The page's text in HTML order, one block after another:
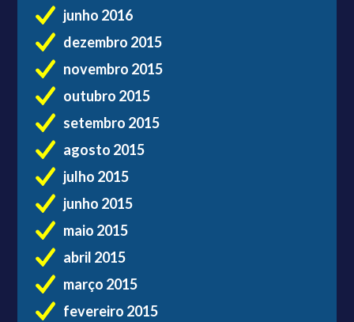
junho 2016
dezembro 2015
novembro 2015
outubro 2015
setembro 2015
agosto 2015
julho 2015
junho 2015
maio 2015
abril 2015
março 2015
fevereiro 2015